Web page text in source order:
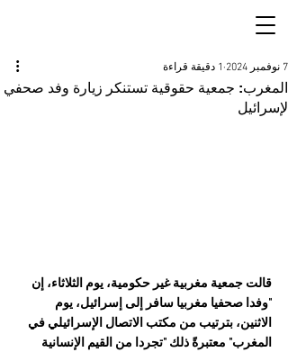
المغرب: جمعية حقوقية تستنكر زيارة وفد صحفي
لإسرائيل
7 نوفمبر 2024 1 دقيقة قراءة
قالت جمعية مغربية غير حكومية، يوم الثلاثاء، إن
"وفدا صحفيا مغربيا سافر إلى إسرائيل، يوم
الاثنين، بترتيب من مكتب الاتصال الإسرائيلي في
المغرب" معتبرةً ذلك "تجردا من القيم الإنسانية